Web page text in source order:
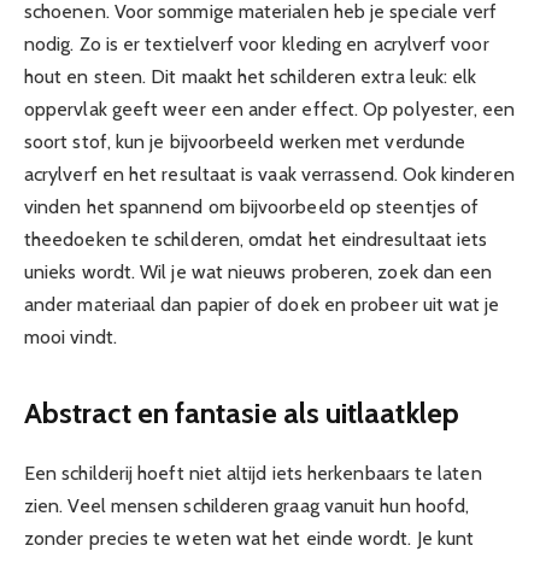
schoenen. Voor sommige materialen heb je speciale verf
nodig. Zo is er textielverf voor kleding en acrylverf voor
hout en steen. Dit maakt het schilderen extra leuk: elk
oppervlak geeft weer een ander effect. Op polyester, een
soort stof, kun je bijvoorbeeld werken met verdunde
acrylverf en het resultaat is vaak verrassend. Ook kinderen
vinden het spannend om bijvoorbeeld op steentjes of
theedoeken te schilderen, omdat het eindresultaat iets
unieks wordt. Wil je wat nieuws proberen, zoek dan een
ander materiaal dan papier of doek en probeer uit wat je
mooi vindt.
Abstract en fantasie als uitlaatklep
Een schilderij hoeft niet altijd iets herkenbaars te laten
zien. Veel mensen schilderen graag vanuit hun hoofd,
zonder precies te weten wat het einde wordt. Je kunt